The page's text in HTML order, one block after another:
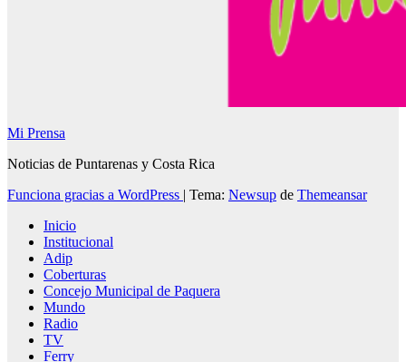
Mi Prensa
Noticias de Puntarenas y Costa Rica
Funciona gracias a WordPress | Tema: Newsup de Themeansar
Inicio
Institucional
Adip
Coberturas
Concejo Municipal de Paquera
Mundo
Radio
TV
Ferry